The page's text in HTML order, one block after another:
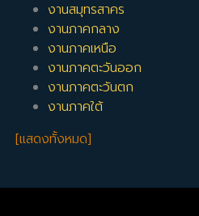
งานสมุทรสาคร
งานภาคกลาง
งานภาคเหนือ
งานภาคตะวันออก
งานภาคตะวันตก
งานภาคใต้
[แสดงทั้งหมด]